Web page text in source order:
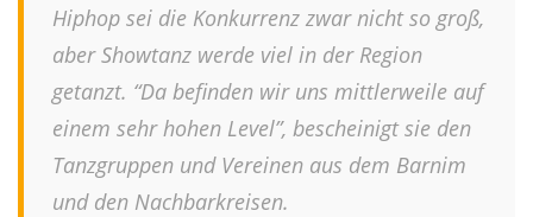
Hiphop sei die Konkurrenz zwar nicht so groß,
aber Showtanz werde viel in der Region
getanzt. “Da befinden wir uns mittlerweile auf
einem sehr hohen Level”, bescheinigt sie den
Tanzgruppen und Vereinen aus dem Barnim
und den Nachbarkreisen.